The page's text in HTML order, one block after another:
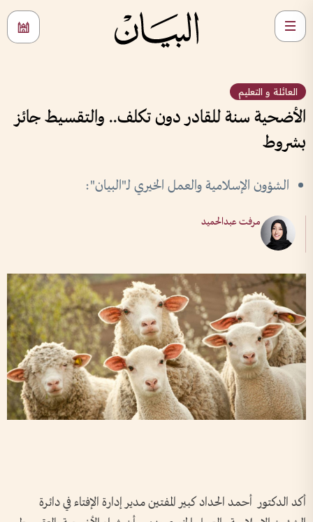
العائلة و التعليم
الأضحية سنة للقادر دون تكلف.. والتقسيط جائز
بشروط
الشؤون الإسلامية والعمل الخيري لـ"البيان":
مرفت عبدالحميد
أكد الدكتور أحمد الحداد كبير المفتين مدير إدارة الإفتاء في دائرة